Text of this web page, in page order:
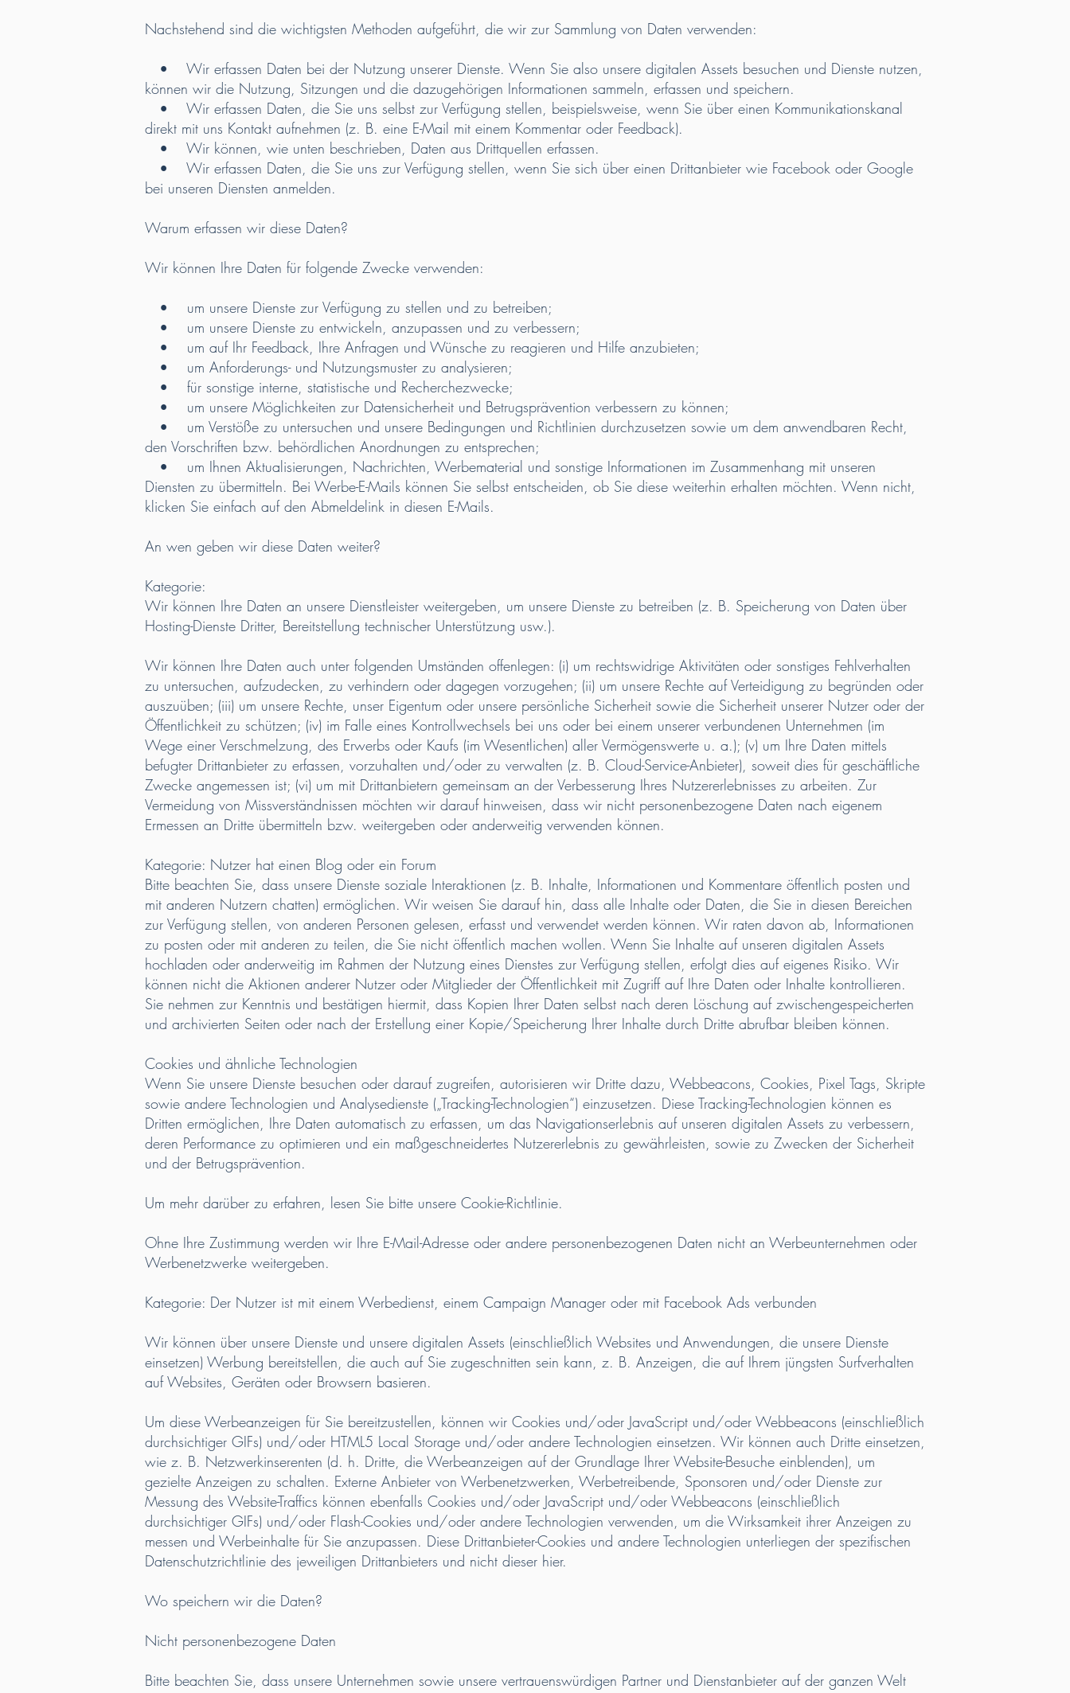
Nachstehend sind die wichtigsten Methoden aufgeführt, die wir zur Sammlung von Daten verwenden:
• Wir erfassen Daten bei der Nutzung unserer Dienste. Wenn Sie also unsere digitalen Assets besuchen und Dienste nutzen,
können wir die Nutzung, Sitzungen und die dazugehörigen Informationen sammeln, erfassen und speichern.
• Wir erfassen Daten, die Sie uns selbst zur Verfügung stellen, beispielsweise, wenn Sie über einen Kommunikationskanal
direkt mit uns Kontakt aufnehmen (z. B. eine E-Mail mit einem Kommentar oder Feedback).
• Wir können, wie unten beschrieben, Daten aus Drittquellen erfassen.
• Wir erfassen Daten, die Sie uns zur Verfügung stellen, wenn Sie sich über einen Drittanbieter wie Facebook oder Google
bei unseren Diensten anmelden.
Warum erfassen wir diese Daten?
Wir können Ihre Daten für folgende Zwecke verwenden:
• um unsere Dienste zur Verfügung zu stellen und zu betreiben;
• um unsere Dienste zu entwickeln, anzupassen und zu verbessern;
• um auf Ihr Feedback, Ihre Anfragen und Wünsche zu reagieren und Hilfe anzubieten;
• um Anforderungs- und Nutzungsmuster zu analysieren;
• für sonstige interne, statistische und Recherchezwecke;
• um unsere Möglichkeiten zur Datensicherheit und Betrugsprävention verbessern zu können;
• um Verstöße zu untersuchen und unsere Bedingungen und Richtlinien durchzusetzen sowie um dem anwendbaren Recht,
den Vorschriften bzw. behördlichen Anordnungen zu entsprechen;
• um Ihnen Aktualisierungen, Nachrichten, Werbematerial und sonstige Informationen im Zusammenhang mit unseren
Diensten zu übermitteln. Bei Werbe-E-Mails können Sie selbst entscheiden, ob Sie diese weiterhin erhalten möchten. Wenn nicht,
klicken Sie einfach auf den Abmeldelink in diesen E-Mails.
An wen geben wir diese Daten weiter?
Kategorie:
Wir können Ihre Daten an unsere Dienstleister weitergeben, um unsere Dienste zu betreiben (z. B. Speicherung von Daten über
Hosting-Dienste Dritter, Bereitstellung technischer Unterstützung usw.).
Wir können Ihre Daten auch unter folgenden Umständen offenlegen: (i) um rechtswidrige Aktivitäten oder sonstiges Fehlverhalten
zu untersuchen, aufzudecken, zu verhindern oder dagegen vorzugehen; (ii) um unsere Rechte auf Verteidigung zu begründen oder
auszuüben; (iii) um unsere Rechte, unser Eigentum oder unsere persönliche Sicherheit sowie die Sicherheit unserer Nutzer oder der
Öffentlichkeit zu schützen; (iv) im Falle eines Kontrollwechsels bei uns oder bei einem unserer verbundenen Unternehmen (im
Wege einer Verschmelzung, des Erwerbs oder Kaufs (im Wesentlichen) aller Vermögenswerte u. a.); (v) um Ihre Daten mittels
befugter Drittanbieter zu erfassen, vorzuhalten und/oder zu verwalten (z. B. Cloud-Service-Anbieter), soweit dies für geschäftliche
Zwecke angemessen ist; (vi) um mit Drittanbietern gemeinsam an der Verbesserung Ihres Nutzererlebnisses zu arbeiten. Zur
Vermeidung von Missverständnissen möchten wir darauf hinweisen, dass wir nicht personenbezogene Daten nach eigenem
Ermessen an Dritte übermitteln bzw. weitergeben oder anderweitig verwenden können.
Kategorie: Nutzer hat einen Blog oder ein Forum
Bitte beachten Sie, dass unsere Dienste soziale Interaktionen (z. B. Inhalte, Informationen und Kommentare öffentlich posten und
mit anderen Nutzern chatten) ermöglichen. Wir weisen Sie darauf hin, dass alle Inhalte oder Daten, die Sie in diesen Bereichen
zur Verfügung stellen, von anderen Personen gelesen, erfasst und verwendet werden können. Wir raten davon ab, Informationen
zu posten oder mit anderen zu teilen, die Sie nicht öffentlich machen wollen. Wenn Sie Inhalte auf unseren digitalen Assets
hochladen oder anderweitig im Rahmen der Nutzung eines Dienstes zur Verfügung stellen, erfolgt dies auf eigenes Risiko. Wir
können nicht die Aktionen anderer Nutzer oder Mitglieder der Öffentlichkeit mit Zugriff auf Ihre Daten oder Inhalte kontrollieren.
Sie nehmen zur Kenntnis und bestätigen hiermit, dass Kopien Ihrer Daten selbst nach deren Löschung auf zwischengespeicherten
und archivierten Seiten oder nach der Erstellung einer Kopie/Speicherung Ihrer Inhalte durch Dritte abrufbar bleiben können.
Cookies und ähnliche Technologien
Wenn Sie unsere Dienste besuchen oder darauf zugreifen, autorisieren wir Dritte dazu, Webbeacons, Cookies, Pixel Tags, Skripte
sowie andere Technologien und Analysedienste („Tracking-Technologien“) einzusetzen. Diese Tracking-Technologien können es
Dritten ermöglichen, Ihre Daten automatisch zu erfassen, um das Navigationserlebnis auf unseren digitalen Assets zu verbessern,
deren Performance zu optimieren und ein maßgeschneidertes Nutzererlebnis zu gewährleisten, sowie zu Zwecken der Sicherheit
und der Betrugsprävention.
Um mehr darüber zu erfahren, lesen Sie bitte unsere Cookie-Richtlinie.
Ohne Ihre Zustimmung werden wir Ihre E-Mail-Adresse oder andere personenbezogenen Daten nicht an Werbeunternehmen oder
Werbenetzwerke weitergeben.
Kategorie: Der Nutzer ist mit einem Werbedienst, einem Campaign Manager oder mit Facebook Ads verbunden
Wir können über unsere Dienste und unsere digitalen Assets (einschließlich Websites und Anwendungen, die unsere Dienste
einsetzen) Werbung bereitstellen, die auch auf Sie zugeschnitten sein kann, z. B. Anzeigen, die auf Ihrem jüngsten Surfverhalten
auf Websites, Geräten oder Browsern basieren.
Um diese Werbeanzeigen für Sie bereitzustellen, können wir Cookies und/oder JavaScript und/oder Webbeacons (einschließlich
durchsichtiger GIFs) und/oder HTML5 Local Storage und/oder andere Technologien einsetzen. Wir können auch Dritte einsetzen,
wie z. B. Netzwerkinserenten (d. h. Dritte, die Werbeanzeigen auf der Grundlage Ihrer Website-Besuche einblenden), um
gezielte Anzeigen zu schalten. Externe Anbieter von Werbenetzwerken, Werbetreibende, Sponsoren und/oder Dienste zur
Messung des Website-Traffics können ebenfalls Cookies und/oder JavaScript und/oder Webbeacons (einschließlich
durchsichtiger GIFs) und/oder Flash-Cookies und/oder andere Technologien verwenden, um die Wirksamkeit ihrer Anzeigen zu
messen und Werbeinhalte für Sie anzupassen. Diese Drittanbieter-Cookies und andere Technologien unterliegen der spezifischen
Datenschutzrichtlinie des jeweiligen Drittanbieters und nicht dieser hier.
Wo speichern wir die Daten?
Nicht personenbezogene Daten
Bitte beachten Sie, dass unsere Unternehmen sowie unsere vertrauenswürdigen Partner und Dienstanbieter auf der ganzen Welt